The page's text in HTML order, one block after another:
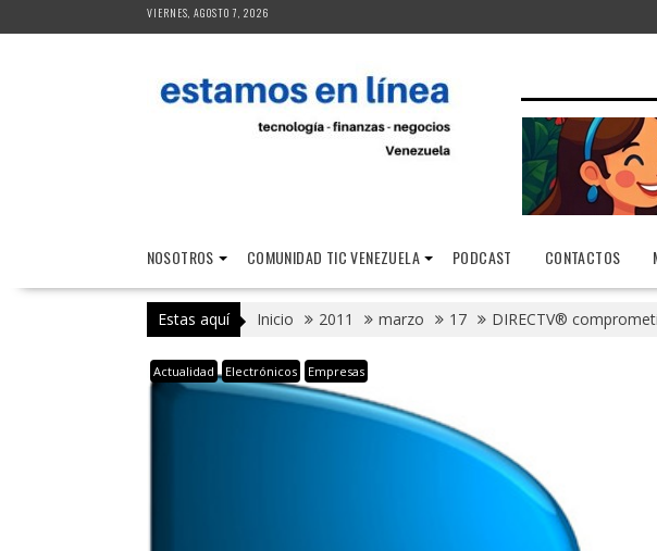
al
VIERNES, AGOSTO 7, 2026
NOSOTROS COMUNIDAD TIC VENEZUELA PODCAST CONTACTOS
Estas aquí Inicio 2011 marzo 17 DIRECTV®
Actualidad Electrónicos Empresas